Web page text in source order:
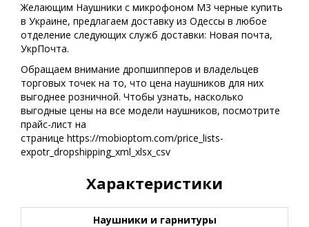
Желающим Наушники с микрофоном M3 черные купить
в Украине, предлагаем доставку из Одессы в любое
отделение следующих служб доставки: Новая почта,
УкрПочта.
Обращаем внимание дропшипперов и владельцев
торговых точек на то, что цена наушников для них
выгоднее розничной. Чтобы узнать, насколько
выгодные цены на все модели наушников, посмотрите
прайс-лист на
странице https://mobioptom.com/price_lists-
expotr_dropshipping_xml_xlsx_csv
Характеристики
Наушники и гарнитуры